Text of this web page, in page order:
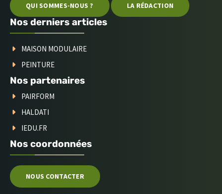
QUI SOMMES-NOUS ? LA RÉDACTION
Nos derniers articles
MAISON MODULAIRE
PEINTURE
Nos partenaires
PAIRFORM
HALDATI
IEDU.FR
Nos coordonnées
NOUS CONTACTER